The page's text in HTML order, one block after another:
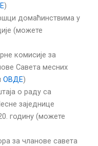
)
домаћинствима у
(можете
комисије за
Савета месних
ОВДЕ)
о раду са
заједнице
годину (можете
за чланове савета